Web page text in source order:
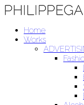
Home
Works